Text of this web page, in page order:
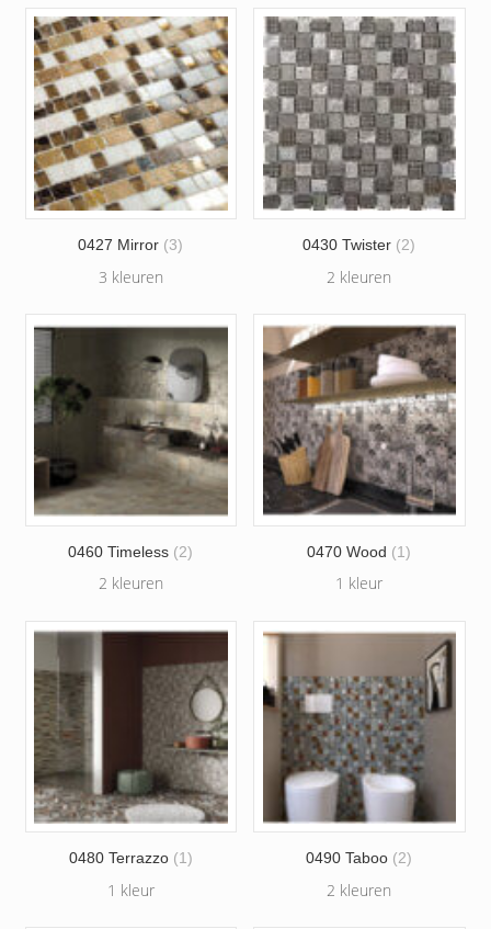
0427 Mirror (3)
3 kleuren
0430 Twister (2)
2 kleuren
0460 Timeless (2)
2 kleuren
0470 Wood (1)
1 kleur
0480 Terrazzo (1)
1 kleur
0490 Taboo (2)
2 kleuren